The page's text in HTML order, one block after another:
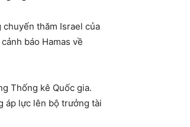
thăm Israel của
báo Hamas về
Thống kê Quốc gia.
áp lực lên bộ trưởng tài